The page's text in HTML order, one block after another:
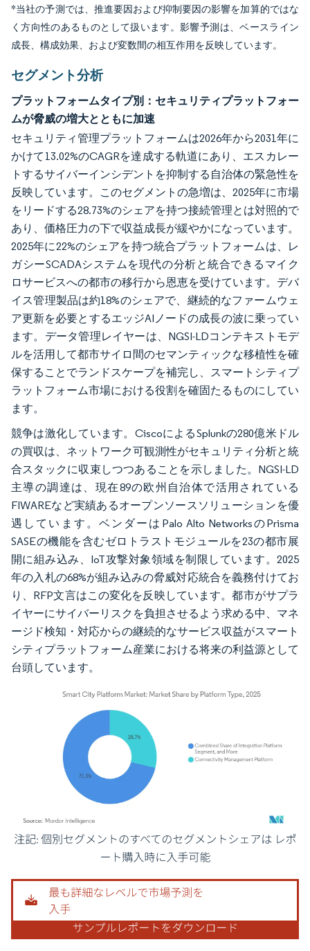
*当社の予測では、推進要因および抑制要因の影響を加算的ではな
く方向性のあるものとして扱います。影響予測は、ベースライン
成長、構成効果、および変数間の相互作用を反映しています。
セグメント分析
プラットフォームタイプ別：セキュリティプラットフォー
ムが脅威の増大とともに加速
セキュリティ管理プラットフォームは2026年から2031年に
かけて13.02%のCAGRを達成する軌道にあり、エスカレー
トするサイバーインシデントを抑制する自治体の緊急性を
反映しています。このセグメントの急増は、2025年に市場
をリードする28.73%のシェアを持つ接続管理とは対照的で
あり、価格圧力の下で収益成長が緩やかになっています。
2025年に22%のシェアを持つ統合プラットフォームは、レ
ガシーSCADAシステムを現代の分析と統合できるマイク
ロサービスへの都市の移行から恩恵を受けています。デバ
イス管理製品は約18%のシェアで、継続的なファームウェ
ア更新を必要とするエッジAIノードの成長の波に乗ってい
ます。データ管理レイヤーは、NGSI-LDコンテキストモデ
ルを活用して都市サイロ間のセマンティックな移植性を確
保することでランドスケープを補完し、スマートシティプ
ラットフォーム市場における役割を確固たるものにしてい
ます。
競争は激化しています。CiscoによるSplunkの280億米ドル
の買収は、ネットワーク可観測性がセキュリティ分析と統
合スタックに収束しつつあることを示しました。NGSI-LD
主導の調達は、現在89の欧州自治体で活用されている
FIWAREなど実績あるオープンソースソリューションを優
遇しています。ベンダーはPalo Alto NetworksのPrisma
SASEの機能を含むゼロトラストモジュールを23の都市展
開に組み込み、IoT攻撃対象領域を制限しています。2025
年の入札の68%が組み込みの脅威対応統合を義務付けてお
り、RFP文言はこの変化を反映しています。都市がサプラ
イヤーにサイバーリスクを負担させるよう求める中、マネ
ージド検知・対応からの継続的なサービス収益がスマート
シティプラットフォーム産業における将来の利益源として
台頭しています。
画像 © Mordor Intelligence。再利用にはCC BY 4.0の表示が必要です。